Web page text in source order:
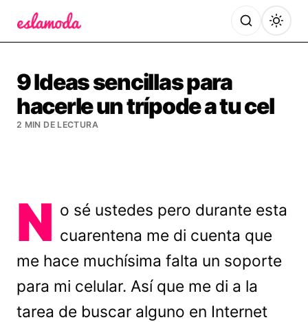
9 Ideas sencillas para
hacerle un trípode a tu cel
2 MIN DE LECTURA
N o sé ustedes pero durante esta
cuarentena me di cuenta que
me hace muchísima falta un soporte
para mi celular. Así que me di a la
tarea de buscar alguno en Internet